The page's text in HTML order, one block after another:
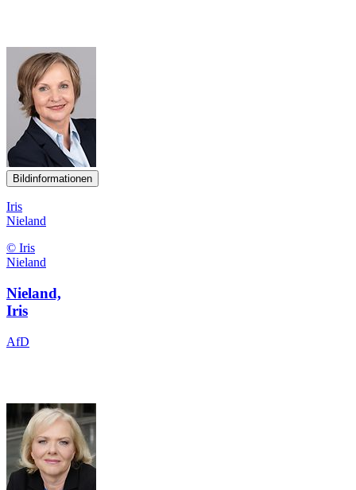
Bildinformationen
Iris
Nieland
© Iris
Nieland
Nieland,
Iris
AfD